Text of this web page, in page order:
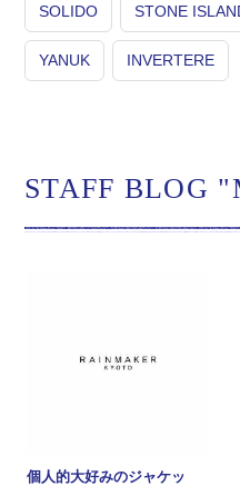
SOLIDO STONE
YANUK INVERTERE
STAFF BLOG
個人的大好みのジャケッ